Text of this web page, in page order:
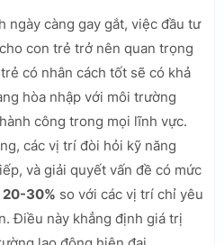
ngày càng gay gắt, việc đầu tư
con trẻ trở nên quan trọng
có nhân cách tốt sẽ có khả
hòa nhập với môi trường
công trong mọi lĩnh vực.
các vị trí đòi hỏi kỹ năng
và giải quyết vấn đề có mức
20-30% so với các vị trí chỉ yêu
Điều này khẳng định giá trị